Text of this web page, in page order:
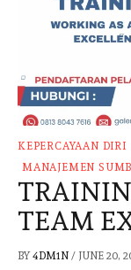
KEPERCAYAAN DIRI
MANAJEMEN
TEAM
BY 4DM1N / JUNE 20,